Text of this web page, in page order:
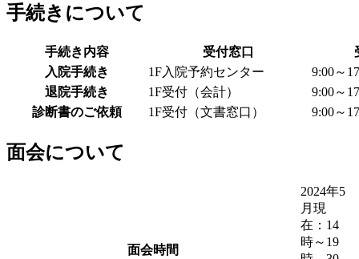
手続きについて
手続き内容 受付窓口
入院手続き
1F入院予約センター
9:00～
退院手続き
1F受付（会計）
9:00～
診断書のご依頼
1F受付（文書窓口） 9:00～
面会について
面会時間
2024年5
月現
在：14
時～19